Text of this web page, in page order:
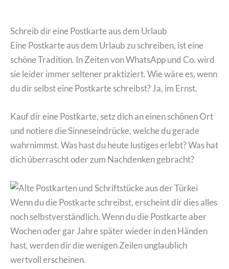
Schreib dir eine Postkarte aus dem Urlaub
Eine Postkarte aus dem Urlaub zu schreiben, ist eine
schöne Tradition. In Zeiten von WhatsApp und Co. wird
sie leider immer seltener praktiziert. Wie wäre es, wenn
du dir selbst eine Postkarte schreibst? Ja, im Ernst.
Kauf dir eine Postkarte, setz dich an einen schönen Ort
und notiere die Sinneseindrücke, welche du gerade
wahrnimmst. Was hast du heute lustiges erlebt? Was hat
dich überrascht oder zum Nachdenken gebracht?
Wenn du die Postkarte schreibst, erscheint dir dies alles
noch selbstverständlich. Wenn du die Postkarte aber
Wochen oder gar Jahre später wieder in den Händen
hast, werden dir die wenigen Zeilen unglaublich
wertvoll erscheinen.